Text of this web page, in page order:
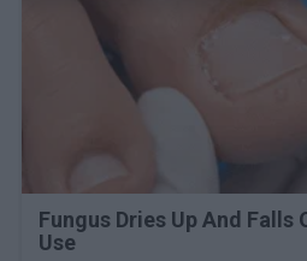
Fungus Dries Up And
Use